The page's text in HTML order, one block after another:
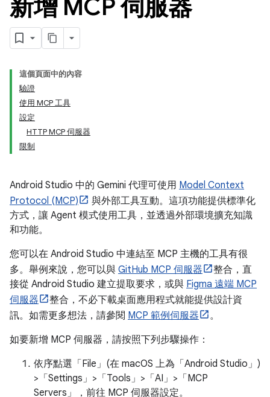
新增 MCP 伺服器
這個頁面中的內容
驗證
使用 MCP 工具
設定
HTTP MCP 伺服器
限制
Android Studio 中的 Gemini 代理可使用 Model Context
Protocol (MCP)
與外部工具互動。這項功能提供標準化
方式，讓 Agent 模式使用工具，並透過外部環境擴充知識
和功能。
您可以在 Android Studio 中連結至 MCP 主機的工具有很
多。舉例來說，您可以與 GitHub MCP 伺服器
整合，直
接從 Android Studio 建立提取要求，或與 Figma 遠端 MCP
伺服器
整合，不必下載桌面應用程式就能提供設計資
訊。如需更多想法，請參閱 MCP 範例伺服器
。
如要新增 MCP 伺服器，請按照下列步驟操作：
依序點選「File」(在 macOS 上為「Android Studio」)
>「Settings」>「Tools」>「AI」>「MCP
Servers」
，前往 MCP 伺服器設定。